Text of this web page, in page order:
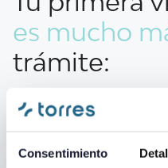
Consentimiento
es mucho
trámite:
Es la base sobre la que
Queremos que salgas